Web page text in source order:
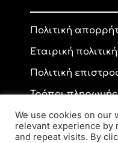
Πολιτική
Εταιρική
Πολιτική
Τρόποι
We use cookies on our
relevant experience by
and repeat visits. By